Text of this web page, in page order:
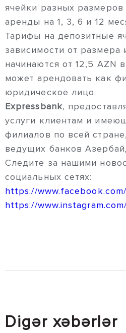
ячейки разных
аренды на 1, 3, 6 и 12
Тарифы на депозитные
зависимости от размера
начинаются от 12,5 AZN
может арендовать как
юридическое лицо.
Expressbank,
услуги клиентам и
филиалов по всей
ведущих банков
Следите за нашими
социальных сетях:
https://
https://
Digər xəbərlər